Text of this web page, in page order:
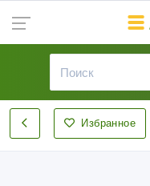
Избранное